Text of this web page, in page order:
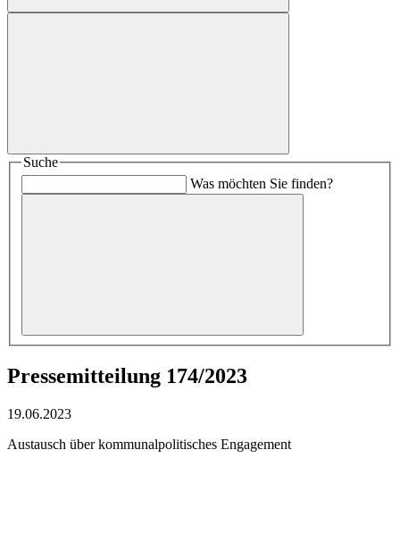
Suche
Was möchten Sie finden?
Pressemitteilung 174/2023
19.06.2023
Austausch über kommunalpolitisches Engagement